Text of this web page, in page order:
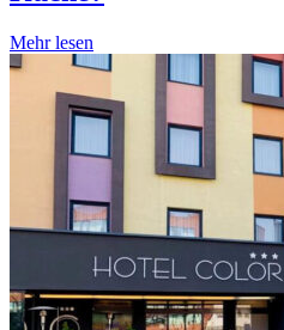
Mehr lesen